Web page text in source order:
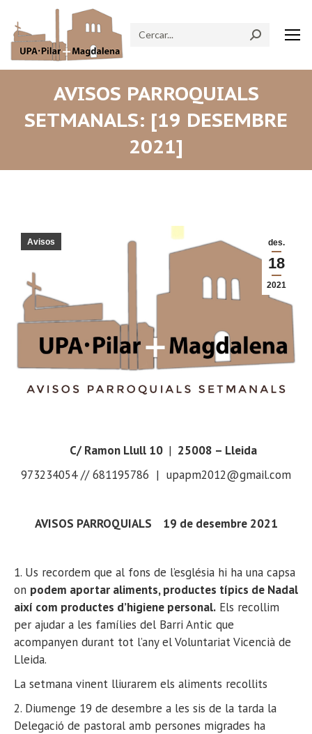
Search:
AVISOS PARROQUIALS
SETMANALS: [19 DESEMBRE
2021]
des.
18
2021
Avisos
C/ Ramon Llull 10 | 25008 – Lleida
973234054 // 681195786 | upapm2012@gmail.com
AVISOS PARROQUIALS 19 de desembre2021
1. Us recordem que al fons de l’església hi ha una capsa
on podem aportar aliments, productes típics de Nadal
així com productes d’higiene personal. Els recollim
per ajudar a les famílies del Barri Antic que
acompanyen durant tot l’any el VoluntariatVicencià de
Lleida.
La setmana vinent lliurarem els aliments recollits
2. Diumenge 19 de desembre a les sis de la tarda la
Delegació de pastoral amb persones migrades ha